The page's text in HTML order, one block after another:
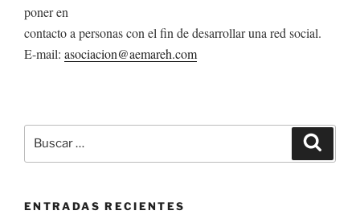
poner en
contacto a personas con el fin de desarrollar una red social.
E-mail: asociacion@aemareh.com
por:
ENTRADAS RECIENTES